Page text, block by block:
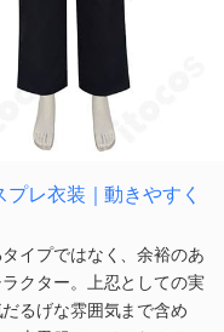
レ衣装｜動きやすく
イプではなく、余裕のあ
クター。上忍としての実
るげな雰囲気まで含め